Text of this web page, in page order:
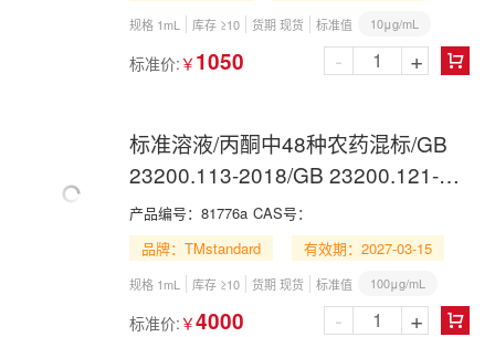
规格 1mL 库存 ≥10 货期 现货 标准值 10μg/mL
标准价: ￥ 1050 
- +
标准溶液/丙酮中48种农药混标/GB
23200.113-2018/GB 23200.121-
2021/48 Pesticide Mix in Acetone
产品编号： 81776a CAS号：
品牌：TMstandard
有效期：2027-03-15
规格 1mL 库存 ≥10 货期 现货 标准值 100μg/mL
标准价: ￥4000 
- +